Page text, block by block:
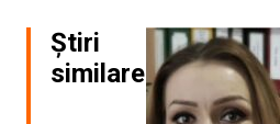
Știri
similare